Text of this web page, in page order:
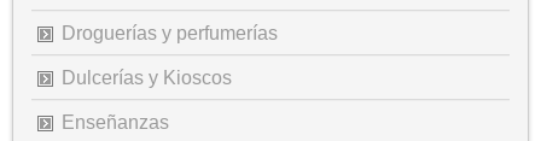
Droguerías y perfumerías
Dulcerías y Kioscos
Enseñanzas